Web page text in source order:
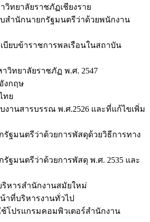
วิทยาลัยราชภัฏเชียงราย
บสำนักนายกรัฐมนตรีว่าด้วยพนักงาน
บียบข้าราชการพลเรือนในสถาบัน
วิทยาลัยราชภัฏ พ.ศ. 2547
งกฤษ
ทย
งานสารบรรณ พ.ศ.2526 และที่แก้ไขเพิ่ม
รัฐมนตรีว่าด้วยการพัสดุด้วยวิธีการทาง
รัฐมนตรีว่าด้วยการพัสดุ พ.ศ. 2535 และ
ริหารสำนักงานสมัยใหม่
าที่บริหารงานทั่วไป
ช้โปรแกรมคอมพิวเตอร์สำนักงาน